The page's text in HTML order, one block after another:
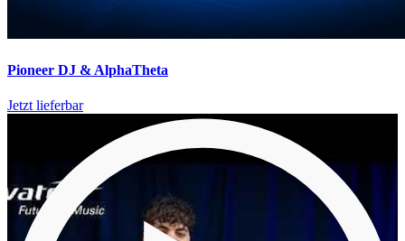
Pioneer DJ & AlphaTheta
Jetzt lieferbar